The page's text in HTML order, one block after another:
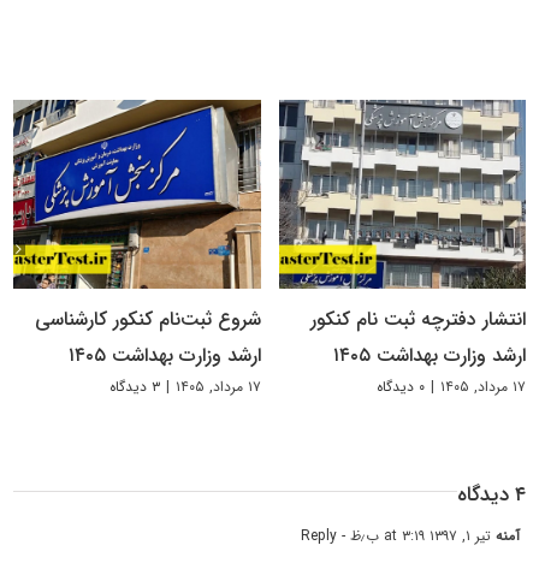
انتشار دفترچه ثبت نام کنکور
ارشد وزارت بهداشت ۱۴۰۵
۱۷ مرداد, ۱۴۰۵ | ۰ دیدگاه
شروع ثبت‌نام کنکور کارشناسی
ارشد وزارت بهداشت ۱۴۰۵
۱۷ مرداد, ۱۴۰۵ | ۳ دیدگاه
۴ دیدگاه
آمنهتیر ۱, ۱۳۹۷ at ۳:۱۹ ب٫ظ - Reply